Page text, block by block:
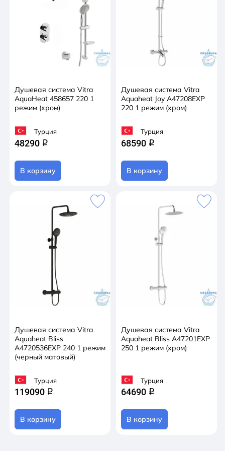
Душевая система Vitra
AquaHeat 458657 220 1
режим (хром)
Турция
48290 q
В корзину
Душевая система Vitra
Aquaheat Joy A47208EXP
220 1 режим (хром)
Турция
68590 q
В корзину
Душевая система Vitra
Aquaheat Bliss
A4720536EXP 240 1 режим
(черный матовый)
Турция
119090 q
В корзину
Душевая система Vitra
Aquaheat Bliss A47201EXP
250 1 режим (хром)
Турция
64690 q
В корзину